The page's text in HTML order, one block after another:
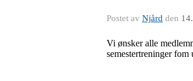
Postet av Njård den
Vi ønsker alle
semestertreninger